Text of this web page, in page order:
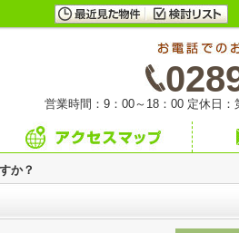
営業時間：9：00～18：00 定休日：
か？